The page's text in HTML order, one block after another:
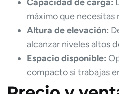
Capacidad de carga:
máximo que necesitas
Altura de elevación:
alcanzar niveles altos
Espacio disponible:
compacto si trabajas